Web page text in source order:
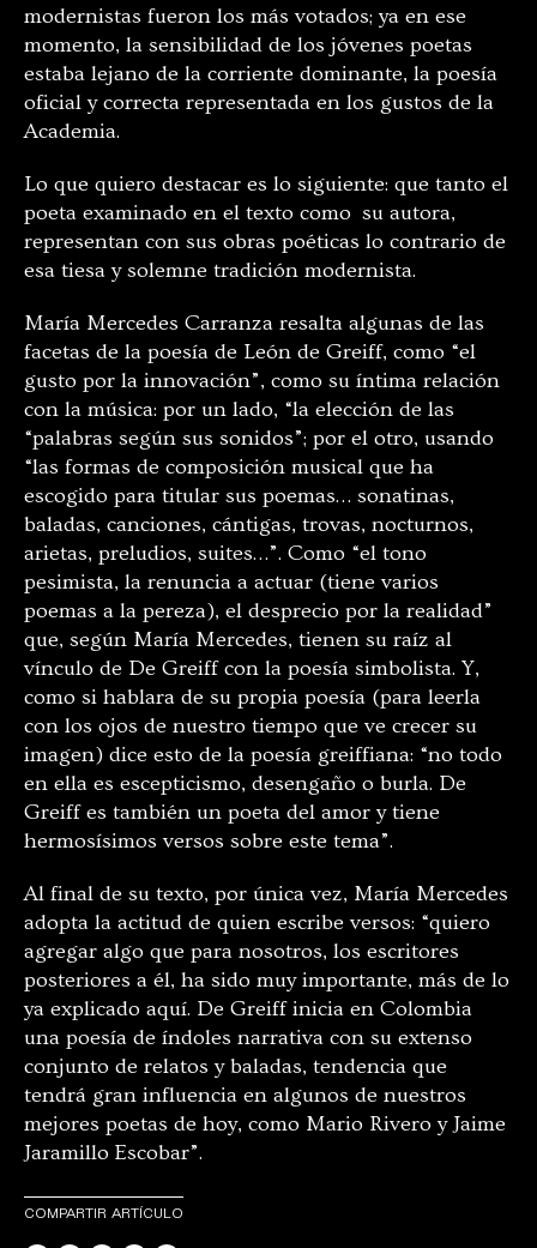
modernistas fueron los más votados; ya en ese
momento, la sensibilidad de los jóvenes poetas
estaba lejano de la corriente dominante, la poesía
oficial y correcta representada en los gustos de la
Academia.
Lo que quiero destacar es lo siguiente: que tanto el
poeta examinado en el texto como su autora,
representan con sus obras poéticas lo contrario de
esa tiesa y solemne tradición modernista.
María Mercedes Carranza resalta algunas de las
facetas de la poesía de León de Greiff, como “el
gusto por la innovación”, como su íntima relación
con la música: por un lado, “la elección de las
“palabras según sus sonidos”; por el otro, usando
“las formas de composición musical que ha
escogido para titular sus poemas… sonatinas,
baladas, canciones, cántigas, trovas, nocturnos,
arietas, preludios, suites…”. Como “el tono
pesimista, la renuncia a actuar (tiene varios
poemas a la pereza), el desprecio por la realidad”
que, según María Mercedes, tienen su raíz al
vínculo de De Greiff con la poesía simbolista. Y,
como si hablara de su propia poesía (para leerla
con los ojos de nuestro tiempo que ve crecer su
imagen) dice esto de la poesía greiffiana: “no todo
en ella es escepticismo, desengaño o burla. De
Greiff es también un poeta del amor y tiene
hermosísimos versos sobre este tema”.
Al final de su texto, por única vez, María Mercedes
adopta la actitud de quien escribe versos: “quiero
agregar algo que para nosotros, los escritores
posteriores a él, ha sido muy importante, más de lo
ya explicado aquí. De Greiff inicia en Colombia
una poesía de índoles narrativa con su extenso
conjunto de relatos y baladas, tendencia que
tendrá gran influencia en algunos de nuestros
mejores poetas de hoy, como Mario Rivero y Jaime
Jaramillo Escobar”.
COMPARTIR ARTÍCULO